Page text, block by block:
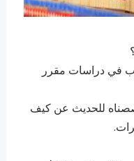
في دراسات مقرر
للحديث عن كيف